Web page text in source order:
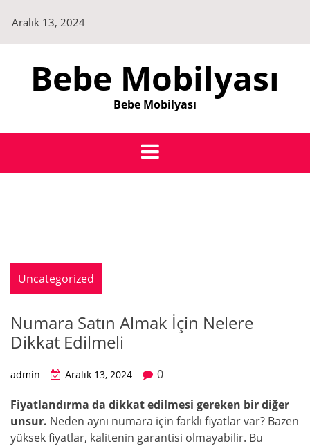
content
Aralık 13, 2024
Bebe Mobilyası
Bebe Mobilyası
Uncategorized
Numara Satın Almak İçin Nelere
Dikkat Edilmeli
admin Aralık 13, 2024
0
Fiyatlandırma da dikkat edilmesi gereken bir diğer
unsur. Neden aynı numara için farklı fiyatlar var? Bazen
yüksek fiyatlar, kalitenin garantisi olmayabilir. Bu